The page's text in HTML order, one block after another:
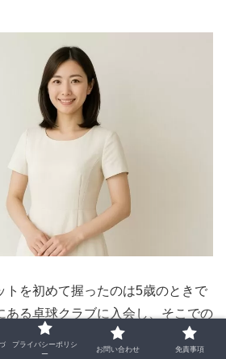
トを初めて握ったのは5歳のときで
ある卓球クラブに入会し、そこでの
と称されるプレースタイルの原点と
プライバシーポリシ
ー
お問い合わせ 免責事項